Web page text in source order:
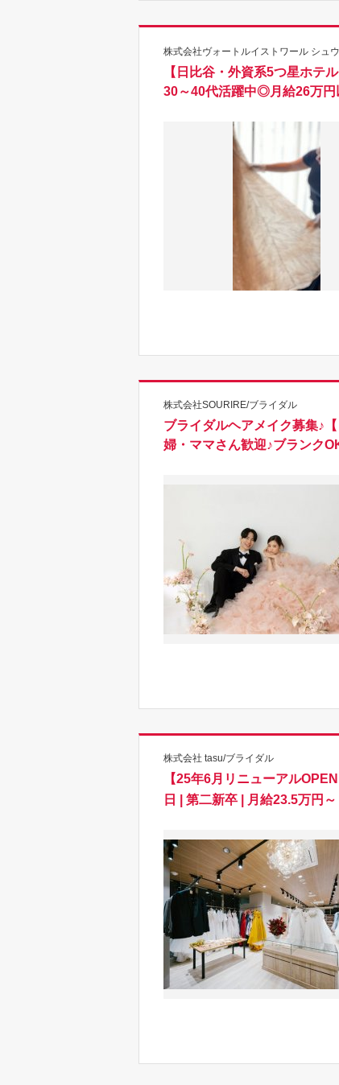
株式会社ヴォートルイストワール シュ
【日比谷・外資系5つ星ホテ
30～40代活躍中◎月給26万円
株式会社SOURIRE/ブライダル
ブライダルヘアメイク募集♪
婦・ママさん歓迎♪ブランク
株式会社 tasu/ブライダル
【25年6月リニューアルOPEN
日 | 第二新卒 | 月給23.5万円